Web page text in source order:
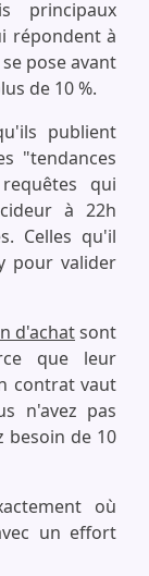
répondent à
pose avant
de 10 %.
publient
"tendances
qui
à 22h
Celles qu'il
pour valider
d'achatsont
que leur
contrat vaut
n'avez pas
besoin de 10
où
un effort